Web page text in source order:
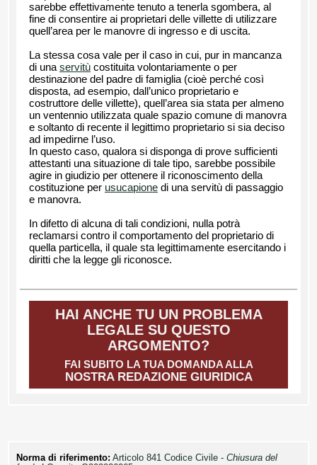
sarebbe effettivamente tenuto a tenerla sgombera, al
fine di consentire ai proprietari delle villette di utilizzare
quell’area per le manovre di ingresso e di uscita.
La stessa cosa vale per il caso in cui, pur in mancanza
di una servitù costituita volontariamente o per
destinazione del padre di famiglia (cioè perché così
disposta, ad esempio, dall’unico proprietario e
costruttore delle villette), quell’area sia stata per almeno
un ventennio utilizzata quale spazio comune di manovra
e soltanto di recente il legittimo proprietario si sia deciso
ad impedirne l’uso.
In questo caso, qualora si disponga di prove sufficienti
attestanti una situazione di tale tipo, sarebbe possibile
agire in giudizio per ottenere il riconoscimento della
costituzione per usucapione di una servitù di passaggio
e manovra.
In difetto di alcuna di tali condizioni, nulla potrà
reclamarsi contro il comportamento del proprietario di
quella particella, il quale sta legittimamente esercitando i
diritti che la legge gli riconosce.
HAI ANCHE TU UN PROBLEMA
LEGALE SU QUESTO
ARGOMENTO?
FAI SUBITO LA TUA DOMANDA ALLA
NOSTRA REDAZIONE GIURIDICA
Norma di riferimento: Articolo 841 Codice Civile - Chiusura del